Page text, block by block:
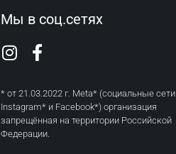
Мы в соц.сетях
* от 21.03.2022 г. Meta* (социальные сети
Instagram* и Facebook*) организация
запрещённая на территории Российской
Федерации.